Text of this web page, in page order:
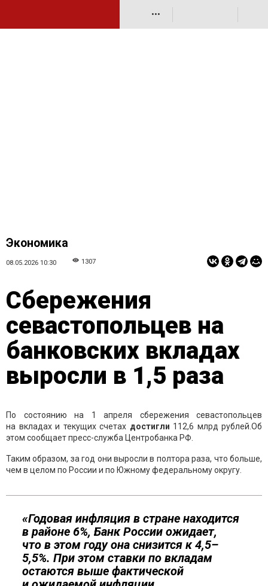
•••
Экономика
08.05.2026 10:30 1307
Сбережения
севастопольцев на
банковских вкладах
выросли в 1,5 раза
По состоянию на 1 апреля сбережения севастопольцев
на вкладах и текущих счетах достигли 112,6 млрд рублей.Об
этом сообщает пресс-служба Центробанка РФ.
Таким образом, за год они выросли в полтора раза, что больше,
чем в целом по России и по Южному федеральному округу.
«Годовая инфляция в стране находится
в районе 6%, Банк России ожидает,
что в этом году она снизится к 4,5–
5,5%. При этом ставки по вкладам
остаются выше фактической